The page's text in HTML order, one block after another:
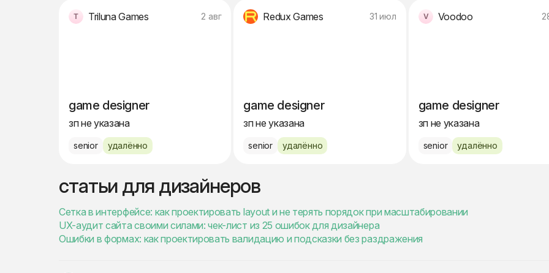
Triluna Games 2 авг
game designer
зп не указана
senior удалённо
Redux Games 31 июл
game designer
зп не указана
senior удалённо
Voodoo
game designer
зп не указана
senior удалённо
статьи для дизайнеров
Сетка в интерфейсе: как проектировать layout и не терять порядок при масштабировании
UX-аудит сайта своими силами: чек-лист из 25 ошибок для дизайнера
Ошибки в формах: как проектировать валидацию и подсказки без раздражения